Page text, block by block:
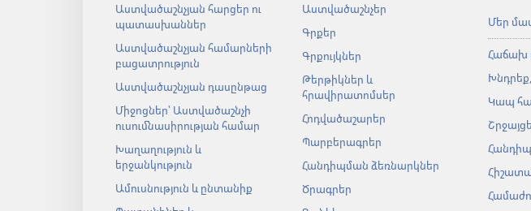
Աստվածաշնչյան հարցեր ու
պատասխաններ
Աստվածաշնչյան համարների
բացատրություն
Աստվածաշնչյան դասընթաց
Միջոցներ՝ Աստվածաշնչի
ուսումնասիրության համար
Խաղաղություն և
երջանկություն
Ամուսնություն և ընտանիք
Աստվածաշնչեր
Գրքեր
Գրքույկներ
Թերթիկներ և
հրավիրատոմսեր
Հոդվածաշարեր
Պարբերագրեր
Հանդիպման ձեռնարկներ
Ծրագրեր
Մեր
Հաճախ
Կապ